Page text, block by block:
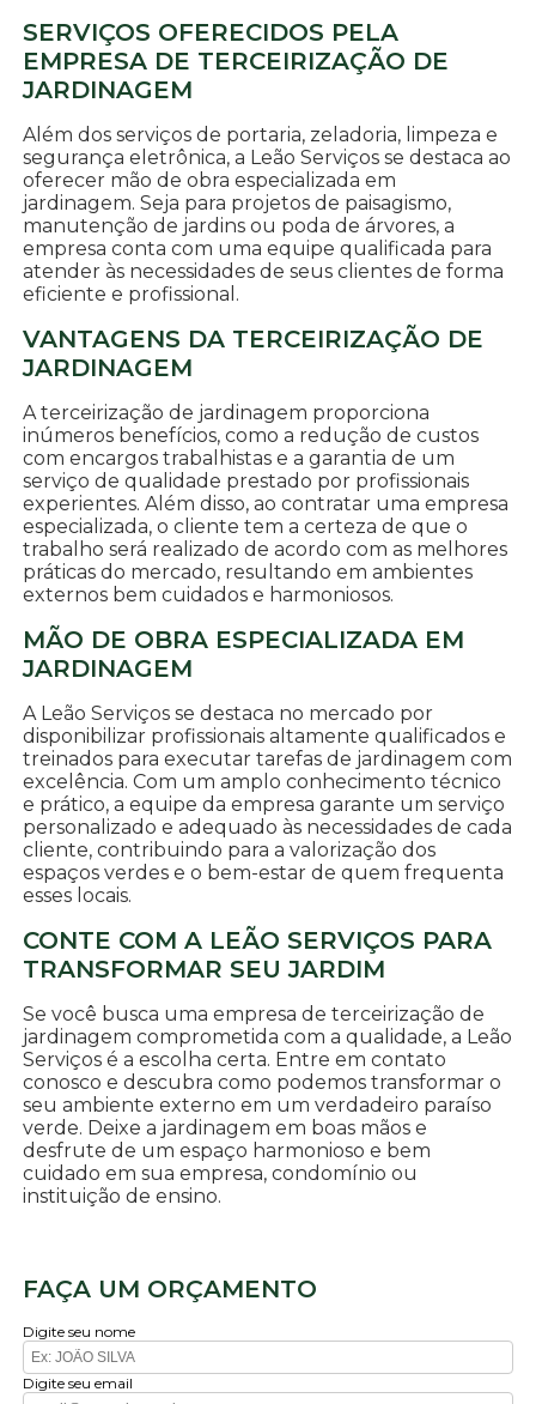
SERVIÇOS OFERECIDOS PELA
EMPRESA DE TERCEIRIZAÇÃO DE
JARDINAGEM
Além dos serviços de portaria, zeladoria, limpeza e
segurança eletrônica, a Leão Serviços se destaca ao
oferecer mão de obra especializada em
jardinagem. Seja para projetos de paisagismo,
manutenção de jardins ou poda de árvores, a
empresa conta com uma equipe qualificada para
atender às necessidades de seus clientes de forma
eficiente e profissional.
VANTAGENS DA TERCEIRIZAÇÃO DE
JARDINAGEM
A terceirização de jardinagem proporciona
inúmeros benefícios, como a redução de custos
com encargos trabalhistas e a garantia de um
serviço de qualidade prestado por profissionais
experientes. Além disso, ao contratar uma empresa
especializada, o cliente tem a certeza de que o
trabalho será realizado de acordo com as melhores
práticas do mercado, resultando em ambientes
externos bem cuidados e harmoniosos.
MÃO DE OBRA ESPECIALIZADA EM
JARDINAGEM
A Leão Serviços se destaca no mercado por
disponibilizar profissionais altamente qualificados e
treinados para executar tarefas de jardinagem com
excelência. Com um amplo conhecimento técnico
e prático, a equipe da empresa garante um serviço
personalizado e adequado às necessidades de cada
cliente, contribuindo para a valorização dos
espaços verdes e o bem-estar de quem frequenta
esses locais.
CONTE COM A LEÃO SERVIÇOS PARA
TRANSFORMAR SEU JARDIM
Se você busca uma empresa de terceirização de
jardinagem comprometida com a qualidade, a Leão
Serviços é a escolha certa. Entre em contato
conosco e descubra como podemos transformar o
seu ambiente externo em um verdadeiro paraíso
verde. Deixe a jardinagem em boas mãos e
desfrute de um espaço harmonioso e bem
cuidado em sua empresa, condomínio ou
instituição de ensino.
FAÇA UM ORÇAMENTO
Digite seu nome
Digite seu email